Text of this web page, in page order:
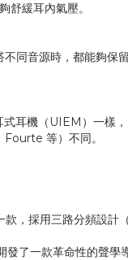
緩耳內氣壓。
同音源時，都能夠保留
耳機（UIEM）一樣，
等）不同。
採用三路分頻設計
了一款革命性的聲